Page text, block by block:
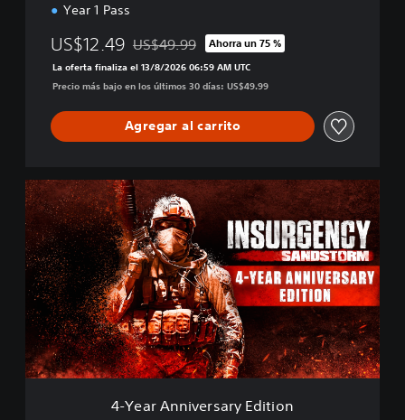
Year 1 Pass
US$12.49 Rebajado del precio original de US$49.99
US$49.99 Ahorra un 75 %
La oferta finaliza el 13/8/2026 06:59 AM UTC
Precio más bajo en los últimos 30 días: US$49.99
Agregar al carrito
4
-
Y
e
a
r
A
n
n
v
e
4-Year Anniversary Edition